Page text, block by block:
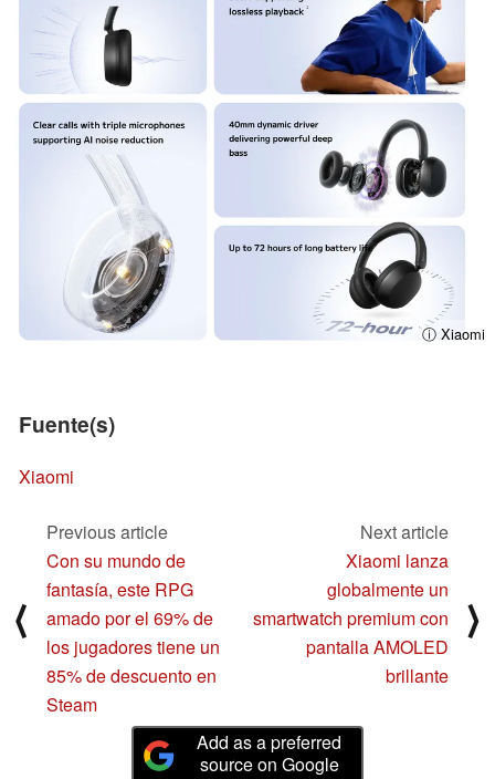
ⓘ Xiaomi
Fuente(s)
Xiaomi
⟨
Previous article
Con su mundo de
fantasía, este RPG
amado por el 69% de
los jugadores tiene un
85% de descuento en
Steam
Next article
Xiaomi lanza
globalmente un
smartwatch premium con
pantalla AMOLED
brillante
⟩
Add as a preferred
source on Google